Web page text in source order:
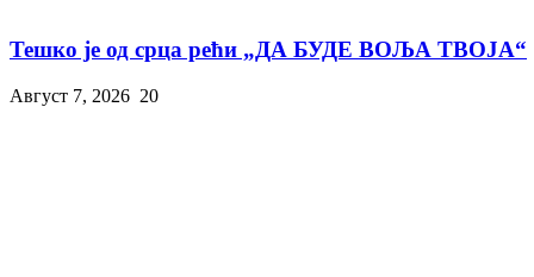
Тешко је од срца рећи „ДА БУДЕ ВОЉА ТВОЈА“
Август 7, 2026 20